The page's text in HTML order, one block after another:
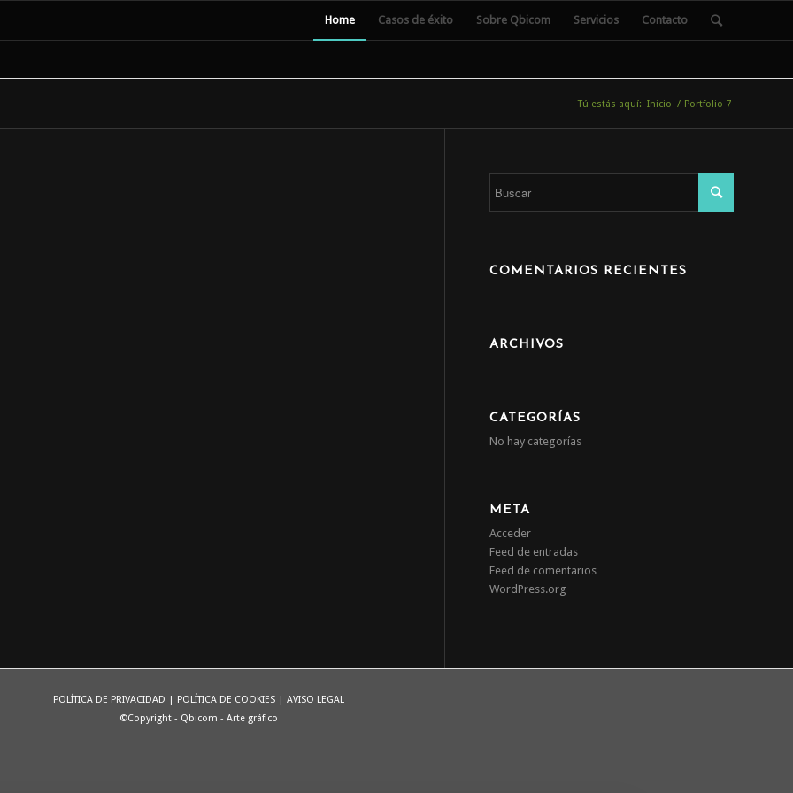
Home Casos de éxito Sobre Qbicom Servicios Contacto
Tú estás aquí: Inicio / Portfolio 7
COMENTARIOS RECIENTES
ARCHIVOS
CATEGORÍAS
No hay categorías
META
Acceder
Feed de entradas
Feed de comentarios
WordPress.org
POLÍTICA DE PRIVACIDAD POLÍTICA DE COOKIES| AVISO LEGAL
©Copyright - Qbicom - Arte gráfico